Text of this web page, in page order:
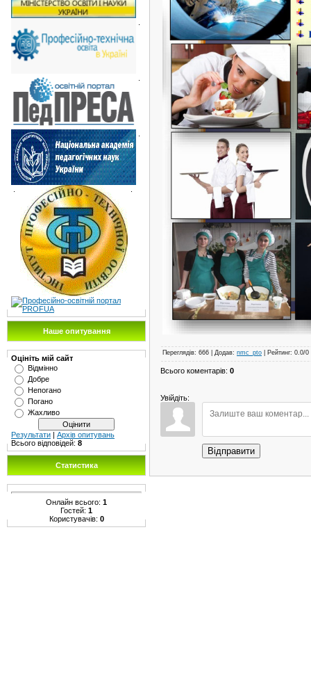
Наше опитування
Оцініть мій сайт
Відмінно
Добре
Непогано
Погано
Жахливо
Результати | Архів опитувань
Всього відповідей: 8
Статистика
Онлайн всього: 1
Гостей: 1
Користувачів: 0
Переглядів: 666 Додав: nmc_pto Рейтинг: 0.0/0
Всього коментарів: 0
Увійдіть:
Відправити